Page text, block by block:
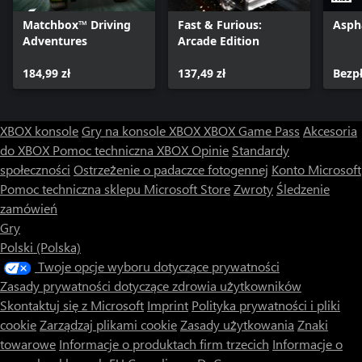
Matchbox™ Driving
Adventures
184,99 zł
Fast & Furious:
Arcade Edition
137,49 zł
XBOX konsoleGry na konsole XBOXXBOX Game Pass Akcesoria
do XBOX Pomoc techniczna XBOXOpinie Standardy
społeczności Ostrzeżenie o padaczce fotogennej Konto Microsoft
Pomoc techniczna sklepu Microsoft StoreZwroty Śledzenie
zamówień
Gry
Polski (Polska)
Twoje opcje wyboru dotyczące prywatności
Zasady prywatności dotyczące zdrowia użytkowników
Skontaktuj się z Microsoft Imprint Polityka prywatności i pliki
cookieZarządzaj plikami cookieZasady użytkowania Znaki
towarowe Informacje o produktach firm trzecich Informacje o